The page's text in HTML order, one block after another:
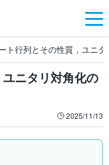
ト行列とその性質，ユニ
ニタリ対角化の
2025/11/13